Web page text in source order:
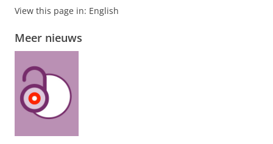
View this page in: English
Meer nieuws